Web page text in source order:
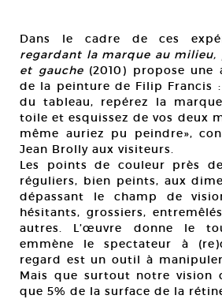
Dans le cadre de ces
regardant la marque au
et gauche(2010) propose une
de la peinture de Filip Francis :
du tableau, repérez la
toile et esquissez de vos deux
même auriez pu peindre»,
Jean Brolly aux visiteurs.
Les points de couleur près
réguliers, bien peints, aux
dépassant le champ de
hésitants, grossiers,
autres. L’œuvre donne le
emmène le spectateur à
regard est un outil à
Mais que surtout notre vision
que 5% de la surface de la